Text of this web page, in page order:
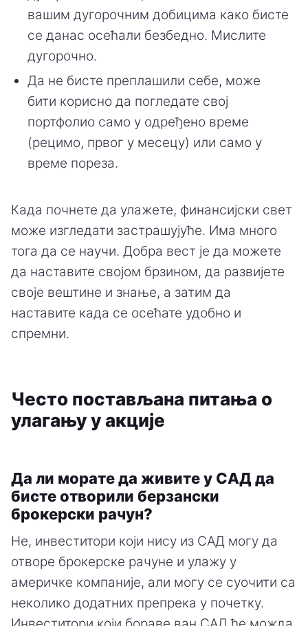
вашим дугорочним добицима како бисте
се данас осећали безбедно. Мислите
дугорочно.
Да не бисте преплашили себе, може
бити корисно да погледате свој
портфолио само у одређено време
(рецимо, првог у месецу) или само у
време пореза.
Када почнете да улажете, финансијски свет
може изгледати застрашујуће. Има много
тога да се научи. Добра вест је да можете
да наставите својом брзином, да развијете
своје вештине и знање, а затим да
наставите када се осећате удобно и
спремни.
Често постављана питања о
улагању у акције
Да ли морате да живите у САД да
бисте отворили берзански
брокерски рачун?
Не, инвеститори који нису из САД могу да
отворе брокерске рачуне и улажу у
америчке компаније, али могу се суочити са
неколико додатних препрека у почетку.